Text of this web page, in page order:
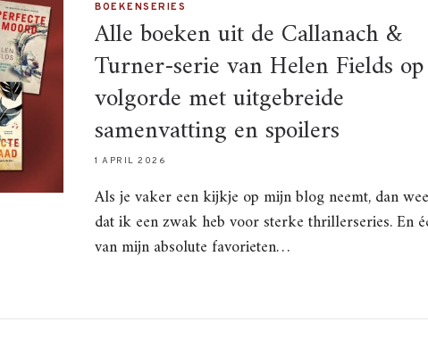
BOEKENSERIES
Alle boeken uit de Callanach &
Turner-serie van Helen Fields op
volgorde met uitgebreide
samenvatting en spoilers
1 APRIL 2026
Als je vaker een kijkje op mijn blog neemt, dan
dat ik een zwak heb voor sterke thrillerseries. En
van mijn absolute favorieten…